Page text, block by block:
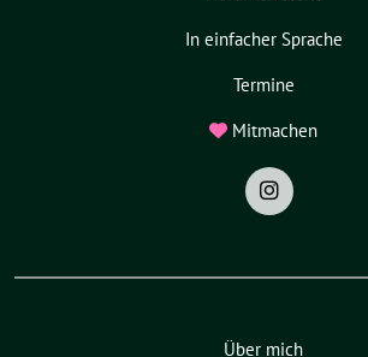
In einfacher Sprache
Termine
Mitmachen
Über mich